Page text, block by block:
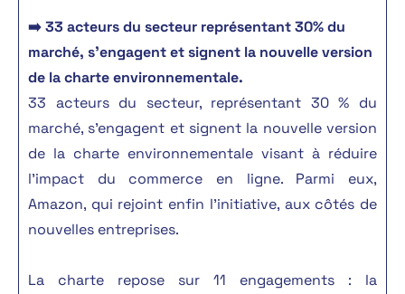
➡️ 33 acteurs du secteur représentant 30% du
marché, s’engagent et signent la nouvelle version
de la charte environnementale.
33 acteurs du secteur, représentant 30 % du
marché, s’engagent et signent la nouvelle version
de la charte environnementale visant à réduire
l’impact du commerce en ligne. Parmi eux,
Amazon, qui rejoint enfin l’initiative, aux côtés de
nouvelles entreprises.
La charte repose sur 11 engagements : la